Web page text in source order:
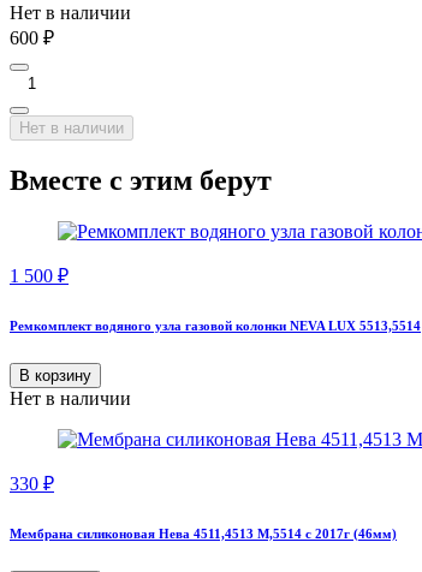
Нет в наличии
600 ₽
Нет в наличии
Вместе с этим берут
1 500 ₽
Ремкомплект водяного узла газовой колонки NEVA LUX 5513,5514
В корзину
Нет в наличии
330 ₽
Мембрана силиконовая Нева 4511,4513 М,5514 с 2017г (46мм)